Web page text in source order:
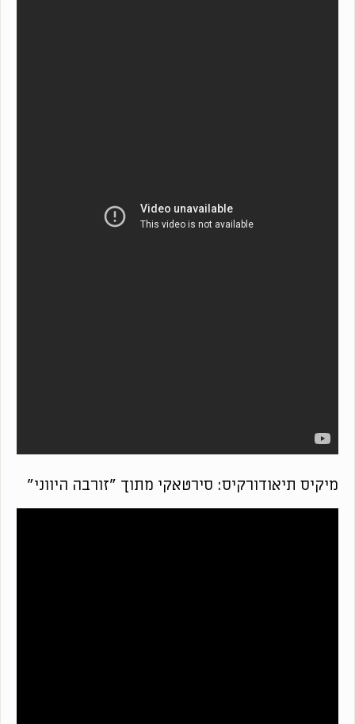
מיקיס תיאודורקיס: סירטאקי מתוך "זורבה היווני"